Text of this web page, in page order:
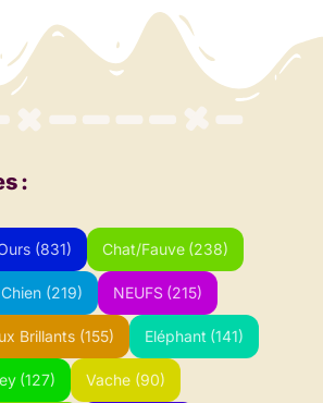
:
(831) Chat/Fauve (238)
Chien (219) NEUFS (215)
Brillants (155) Eléphant (141)
(127) Vache (90)